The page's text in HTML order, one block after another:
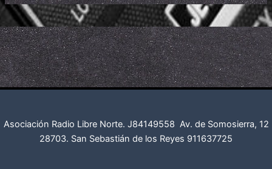
Asociación Radio Libre Norte. J84149558 Av. de Somosierra, 12
28703. San Sebastián de los Reyes 911637725